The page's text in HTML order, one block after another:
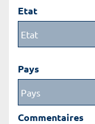
Etat
Pays
Commentaires